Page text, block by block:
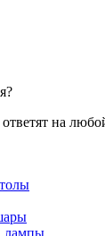
на
лампы